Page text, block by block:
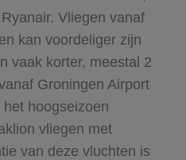
Vliegen vanaf
kan voordeliger zijn
vaak korter, meestal 2
Groningen Airport
hoogseizoen
vliegen met
van deze vluchten is